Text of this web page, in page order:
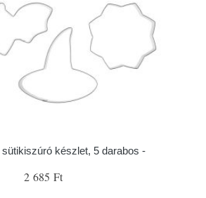
sütikiszúró készlet, 5 darabos -
2 685 Ft